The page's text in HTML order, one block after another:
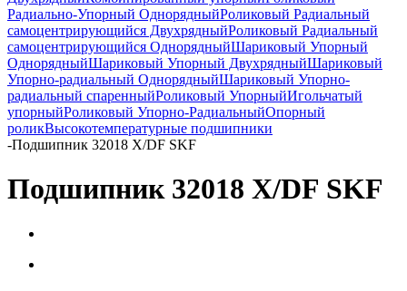
Радиально-Упорный ОднорядныйРоликовый Радиальный
самоцентрирующийся ДвухрядныйРоликовый Радиальный
самоцентрирующийся ОднорядныйШариковый Упорный
ОднорядныйШариковый Упорный ДвухрядныйШариковый
Упорно-радиальный ОднорядныйШариковый Упорно-
радиальный спаренныйРоликовый УпорныйИгольчатый
упорныйРоликовый Упорно-РадиальныйОпорный
роликВысокотемпературные подшипники
-Подшипник 32018 X/DF SKF
Подшипник 32018 X/DF SKF